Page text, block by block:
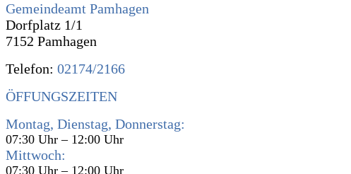
Gemeindeamt Pamhagen
Dorfplatz 1/1
7152 Pamhagen
Telefon: 02174/2166
ÖFFUNGSZEITEN
Montag, Dienstag, Donnerstag:
07:30 Uhr – 12:00 Uhr
Mittwoch:
07:30 Uhr – 12:00 Uhr